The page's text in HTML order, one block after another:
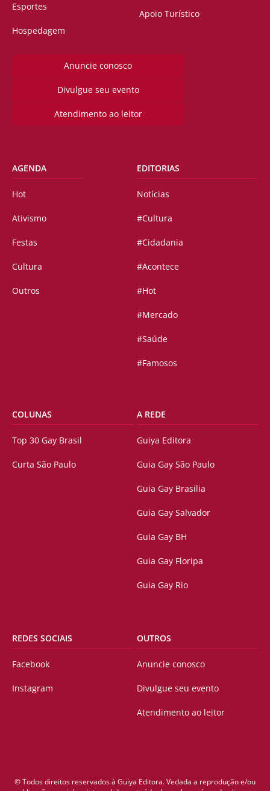
Esportes
Hospedagem
Apoio Turístico
Anuncie conosco
Divulgue seu evento
Atendimento ao leitor
AGENDA
Hot
Ativismo
Festas
Cultura
Outros
EDITORIAS
Notícias
#Cultura
#Cidadania
#Acontece
#Hot
#Mercado
#Saúde
#Famosos
COLUNAS
Top 30 Gay Brasil
Curta São Paulo
A REDE
Guiya Editora
Guia Gay São Paulo
Guia Gay Brasilia
Guia Gay Salvador
Guia Gay BH
Guia Gay Floripa
Guia Gay Rio
REDES SOCIAIS
Facebook
Instagram
OUTROS
Anuncie conosco
Divulgue seu evento
Atendimento ao leitor
© Todos direitos reservados à Guiya Editora. Vedada a reprodução e/ou